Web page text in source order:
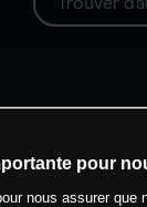
pour
nous assurer